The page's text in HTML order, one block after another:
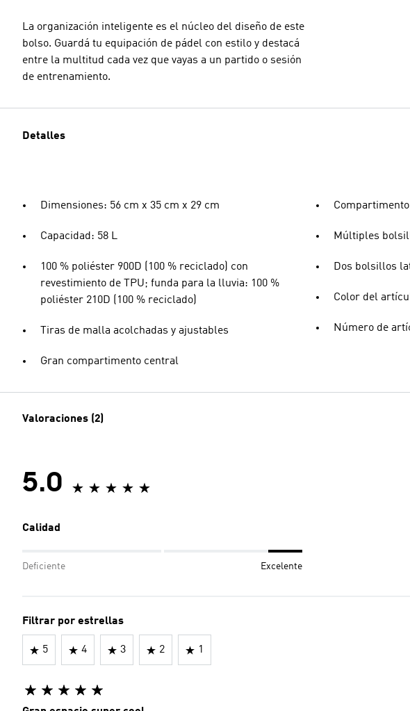
La organización inteligente es el núcleo del diseño de este
bolso. Guardá tu equipación de pádel con estilo y destacá
entre la multitud cada vez que vayas a un partido o sesión
de entrenamiento.
Detalles
Dimensiones: 56 cm x 35 cm x 29 cm
Capacidad: 58 L
100 % poliéster 900D (100 % reciclado) con
revestimiento de TPU; funda para la lluvia: 100 %
poliéster 210D (100 % reciclado)
Tiras de malla acolchadas y ajustables
Gran compartimento central
Múltiples
Dos bolsillos
Color del
Número de
Valoraciones (2)
5.0
Calidad
Deficiente Excelente
Filtrar por estrellas
5 4 3 2 1